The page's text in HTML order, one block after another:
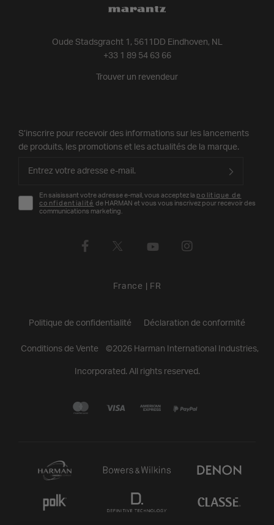
Oude Stadsgracht 1, 5611DD Eindhoven, NL
+33 1 89 54 63 66
Trouver un revendeur
S’inscrire pour recevoir des informations sur les lancements
de produits, les promotions et les actualités de la marque.
En saisissant votre adresse e-mail, vous acceptez la politique de
confidentialité de HARMAN et vous vous inscrivez pour recevoir des
communications marketing.
France FR
Politique de confidentialité Déclaration de conformité
Conditions de Vente ©2026Harman International Industries,
Incorporated. All rights reserved.